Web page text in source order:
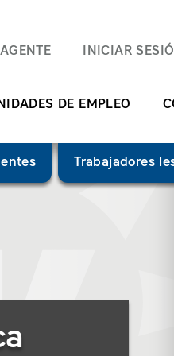
INICIAR
Trabajadores
DE EMPLEO